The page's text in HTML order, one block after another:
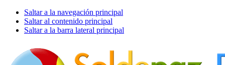
Saltar a la navegación principal
Saltar al contenido principal
Saltar a la barra lateral principal